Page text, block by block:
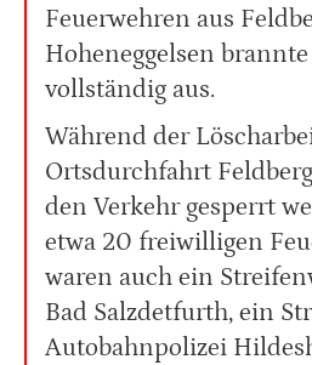
Feuerwehren aus
Hoheneggelsen
vollständig aus.
Während der
Ortsdurchfahrt
den Verkehr gesperrt
etwa 20 freiwilligen
waren auch ein
Bad Salzdetfurth, ein
Autobahnpolizei